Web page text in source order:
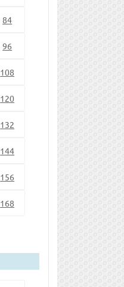
84
96
108
120
132
144
156
168